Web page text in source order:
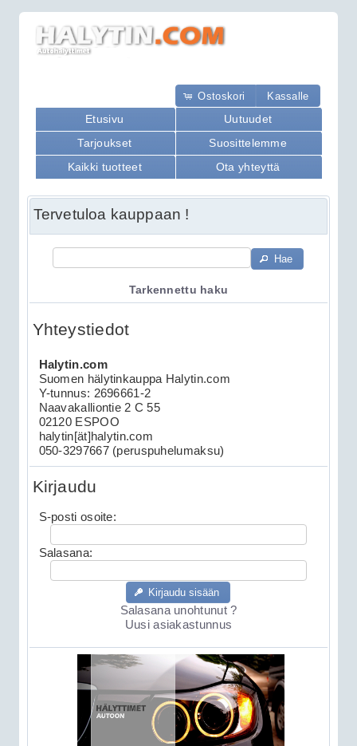
Ostoskori Kassalle
Etusivu
Uutuudet
Tarjoukset
Suosittelemme
Kaikki tuotteet
Ota yhteyttä
Tervetuloa kauppaan !
Hae
Tarkennettu haku
Yhteystiedot
Halytin.com
Suomen hälytinkauppa Halytin.com
Y-tunnus: 2696661-2
Naavakalliontie 2 C 55
02120 ESPOO
halytin[ät]halytin.com
050-3297667 (peruspuhelumaksu)
Kirjaudu
S-posti osoite:
Salasana:
Kirjaudu sisään
Salasana unohtunut ?
Uusi asiakastunnus